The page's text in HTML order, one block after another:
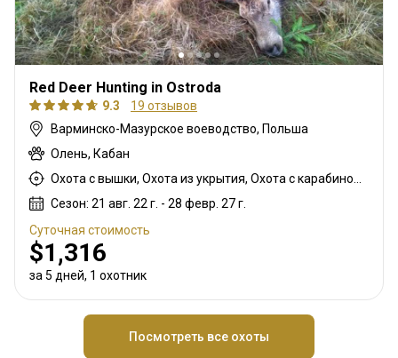
Red Deer Hunting in Ostroda
9.3
19 отзывов
Варминско-Мазурское воеводство, Польша
Олень, Кабан
Сезон: 21 авг. 22 г. - 28 февр. 27 г.
Суточная стоимость
$1,316
за 5 дней, 1 охотник
Посмотреть все охоты